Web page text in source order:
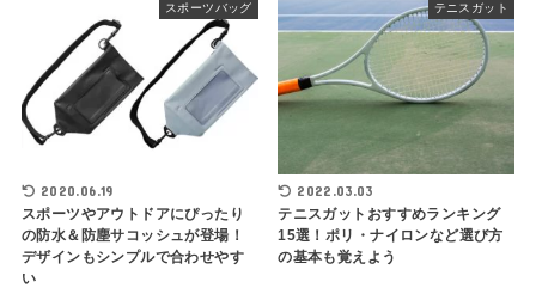
スポーツバッグ
2020.06.19
スポーツやアウトドアにぴったり
の防水＆防塵サコッシュが登場！
デザインもシンプルで合わせやす
い
テニスガット
2022.03.03
テニスガットおすすめランキング
15選！ポリ・ナイロンなど選び方
の基本も覚えよう